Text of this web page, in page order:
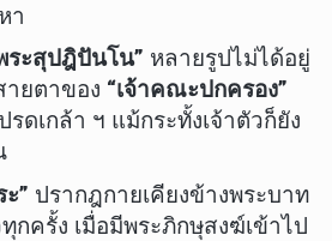
า
ระสุปฎิปันโน” หลายรูปไม่ได้อยู่
ยตาของ “เจ้าคณะปกครอง”
ดเกล้า ฯ แม้กระทั้งเจ้าตัวก็ยัง
” ปรากฎกายเคียงข้างพระบาท
กครั้ง เมื่อมีพระภิกษุสงฆ์เข้าไป